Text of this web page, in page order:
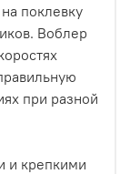
поклевку
Воблер
при разной
и крепкими